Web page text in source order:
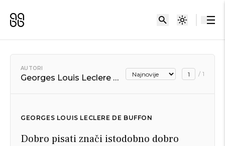
AUTORI
Georges Louis Leclere de Buffon / 1
GEORGES LOUIS LECLERE DE BUFFON
Dobro pisati znači istodobno dobro